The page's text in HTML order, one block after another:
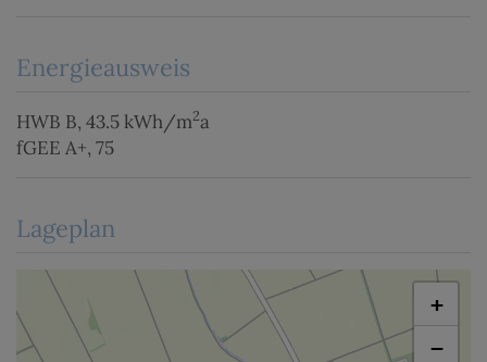
Energieausweis
HWB B, 43.5 kWh/m2a
fGEE A+, 75
Lageplan
+
−